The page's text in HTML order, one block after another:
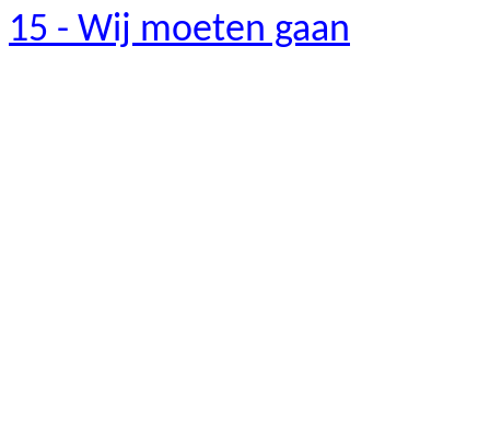
15 - Wij moeten gaan